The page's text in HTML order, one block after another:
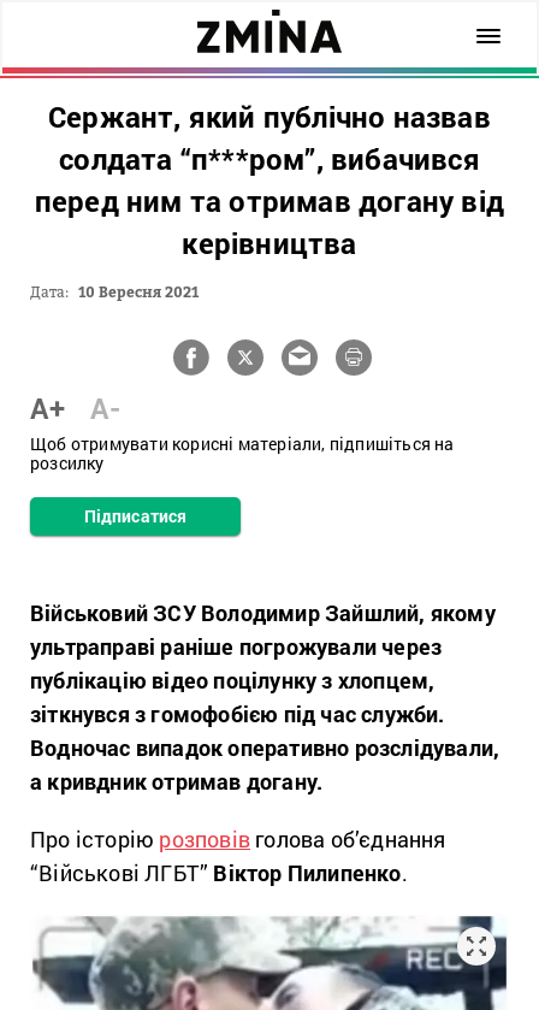
Сержант, який публічно назвав
солдата “п***ром”, вибачився
перед ним та отримав догану від
керівництва
Дата: 10 Вересня 2021
A+ A-
Щоб отримувати корисні матеріали, підпишіться на
розсилку
Підписатися
Військовий ЗСУ Володимир Зайшлий, якому
ультраправі раніше погрожували через
публікацію відео поцілунку з хлопцем,
зіткнувся з гомофобією під час служби.
Водночас випадок оперативно розслідували,
а кривдник отримав догану.
Про історію розповів голова об’єднання
“Військові ЛГБТ” Віктор Пилипенко.